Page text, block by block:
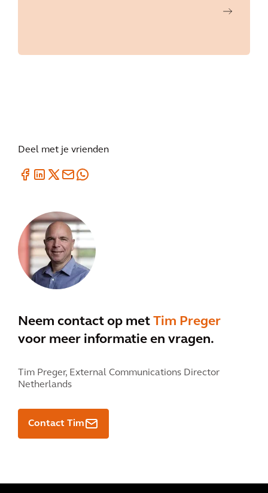
Deel met je vrienden
Neem contact op met Tim Preger
voor meer informatie en vragen.
Tim Preger, External Communications Director
Netherlands
Contact Tim